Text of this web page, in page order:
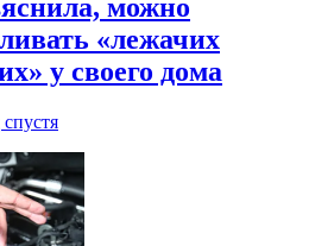
можно
«лежачих
у своего дома
спустя